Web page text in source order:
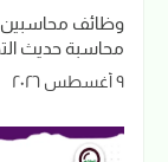
محاسبة حديث
٩ أغسطس ٢٠٢٦